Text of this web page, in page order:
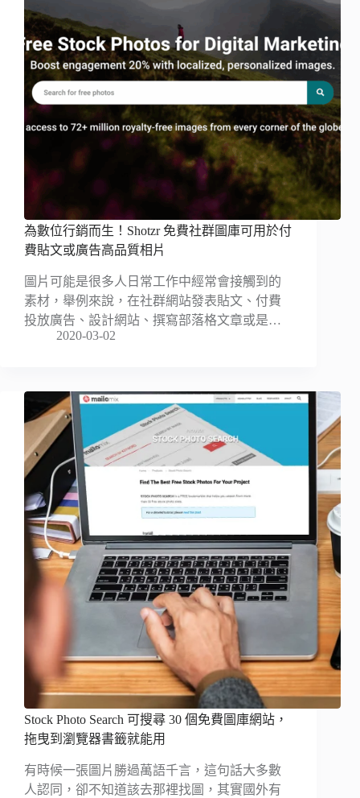
為數位行銷而生！Shotzr 免費社群圖庫可用於付
費貼文或廣告高品質相片
圖片可能是很多人日常工作中經常會接觸到的
素材，舉例來說，在社群網站發表貼文、付費
投放廣告、設計網站、撰寫部落格文章或是…
2020-03-02
Stock Photo Search 可搜尋 30 個免費圖庫網站，
拖曳到瀏覽器書籤就能用
有時候一張圖片勝過萬語千言，這句話大多數
人認同，卻不知道該去那裡找圖，其實國外有